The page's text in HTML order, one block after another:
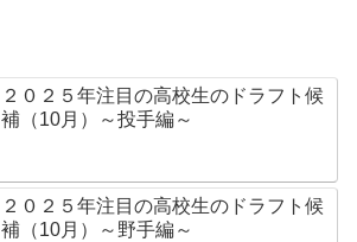
２０２５年注目の高校生のドラフト候
補（10月）～投手編～
２０２５年注目の高校生のドラフト候
補（10月）～野手編～